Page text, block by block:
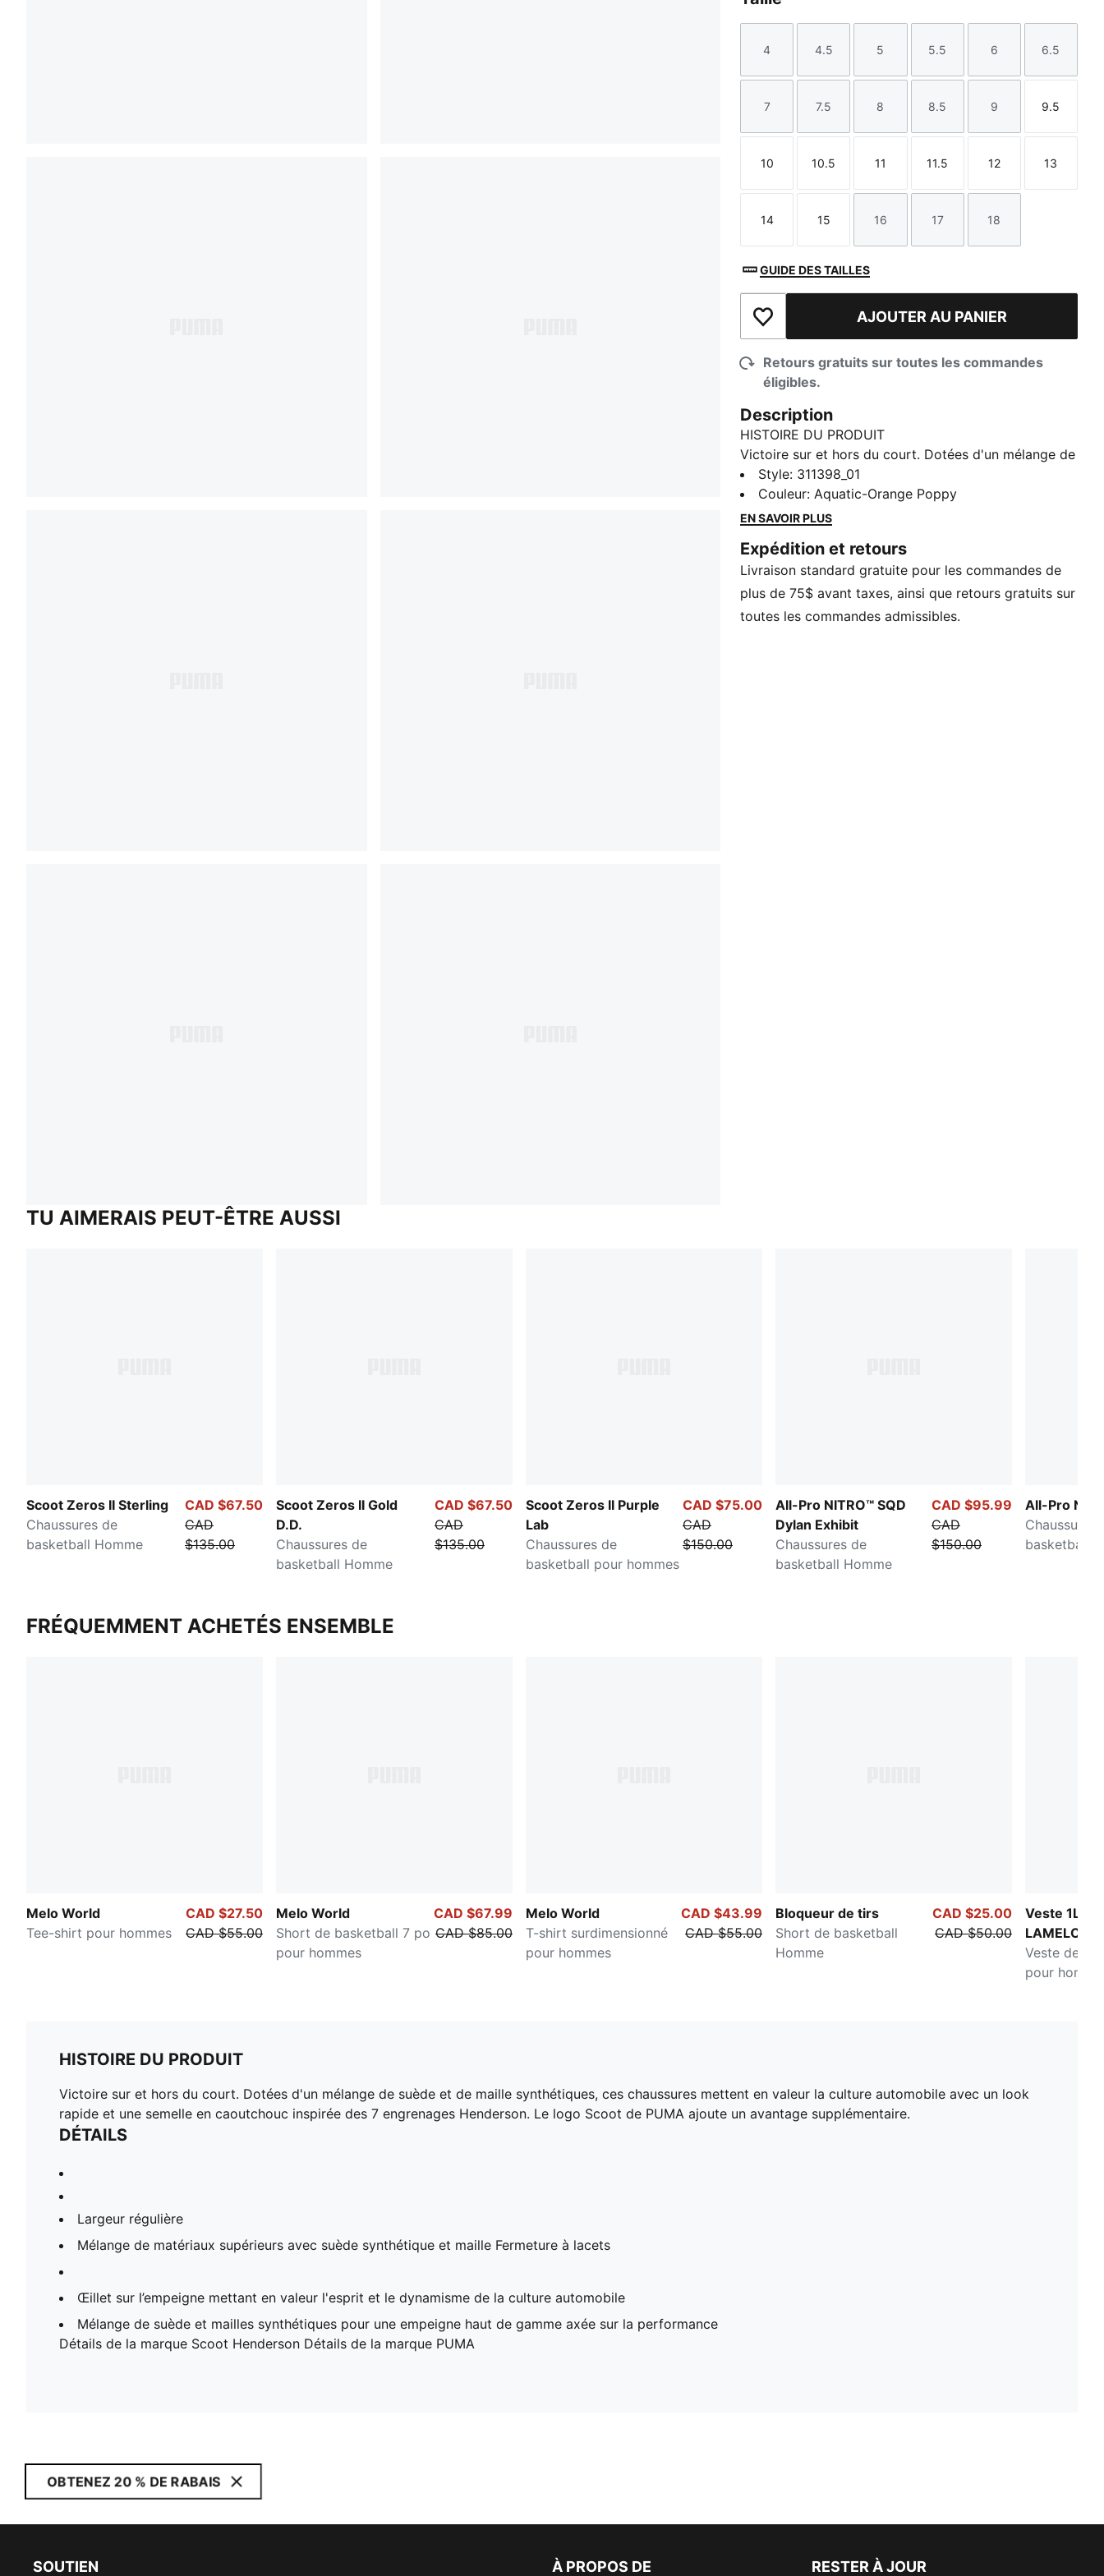
Taille
4
Taille
4.5
Taille
5
Taille
5.5
Taille
6
Taille
6.5
Taille
7
Taille
7.5
Taille
8
Taille
8.5
Taille
9
Taille
9.5
Taille
10
Taille
10.5
Taille
11
Taille
11.5
Taille
12
Taille
13
Taille
14
Taille
15
Taille
16
Taille
17
Taille
18
GUIDE DES TAILLES
Ajouter à la liste de souhaits
AJOUTER AU PANIER
Retours gratuits sur toutes les commandes
éligibles.
Description
HISTOIRE DU PRODUIT
Victoire sur et hors du court. Dotées d'un mélange de
suède et de maille synthétiques, ces chaussures
mettent en valeur la culture automobile avec un look
rapide et une semelle en caoutchouc inspirée des 7
ajoute un avantage supplémentaire.
DÉTAILS
Style: 311398_01
Couleur:Aquatic-Orange Poppy
EN SAVOIR PLUS
Expédition et retours
Livraison standard gratuite pour les commandes de
plus de 75$ avant taxes, ainsi que retours gratuits sur
toutes les commandes admissibles.
TU AIMERAIS PEUT-ÊTRE AUSSI
Scoot Zeros II Sterling
Chaussures de
basketball Homme
CAD $67.50
CAD
$135.00
Scoot Zeros II Gold
D.D.
Chaussures de
basketball Homme
CAD $67.50
CAD
$135.00
Scoot Zeros II Purple
Lab
Chaussures de
basketball pour hommes
CAD $75.00
CAD
$150.00
All-Pro NITRO™ SQD
Dylan Exhibit
Chaussures de
basketball Homme
CAD $95.99
CAD
$150.00
All-Pro
Chaussures
basketball
FRÉQUEMMENT ACHETÉS ENSEMBLE
Melo World
Tee-shirt pour hommes
CAD $27.50
CAD $55.00
Melo World
Short de basketball 7 po
pour hommes
CAD $67.99
CAD $85.00
Melo World
T-shirt surdimensionné
pour hommes
CAD $43.99
CAD $55.00
Bloqueur de tirs
Short de basketball
Homme
CAD $25.00
CAD $50.00
Veste
LAMELO
Veste de
pour
HISTOIRE DU PRODUIT
Victoire sur et hors du court. Dotées d'un mélange de suède et de maille synthétiques, ces chaussures mettent en valeur la culture automobile avec un look
rapide et une semelle en caoutchouc inspirée des 7 engrenages Henderson. Le logo Scoot de PUMA ajoute un avantage supplémentaire.
DÉTAILS
Largeur régulière
Mélange de matériaux supérieurs avec suède synthétique et maille Fermeture à lacets
Œillet sur l’empeigne mettant en valeur l'esprit et le dynamisme de la culture automobile
Mélange de suède et mailles synthétiques pour une empeigne haut de gamme axée sur la performance
Détails de la marque Scoot Henderson Détails de la marque PUMA
OBTENEZ 20 % DE RABAIS
SOUTIEN À PROPOS DE RESTER À JOUR